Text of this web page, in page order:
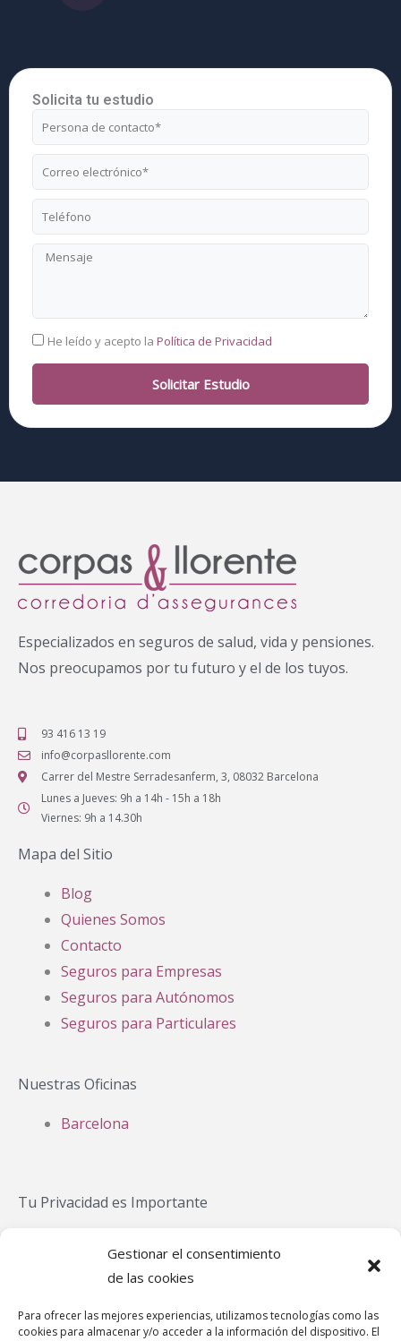
Gestionar el consentimiento
de las cookies
Para ofrecer las mejores experiencias, utilizamos tecnologías como las
cookies para almacenar y/o acceder a la información del dispositivo. El
Solicita tu estudio
Nombre
Correo
electrónico
Teléfono
Mensaje
RGPD
He leído y acepto la Política de Privacidad
Solicitar Estudio
Especializados en seguros de salud, vida y pensiones.
Nos preocupamos por tu futuro y el de los tuyos.
93 416 13 19
info@corpasllorente.com
Carrer del Mestre Serradesanferm, 3, 08032 Barcelona
Lunes a Jueves: 9h a 14h - 15h a 18h
Viernes: 9h a 14.30h
Mapa del Sitio
Blog
Quienes Somos
Contacto
Seguros para Empresas
Seguros para Autónomos
Seguros para Particulares
Nuestras Oficinas
Barcelona
Tu Privacidad es Importante
Política de cookies (UE)